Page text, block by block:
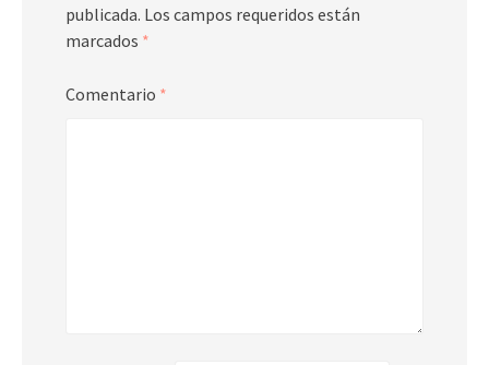
publicada. Los campos requeridos están
marcados *
Comentario *